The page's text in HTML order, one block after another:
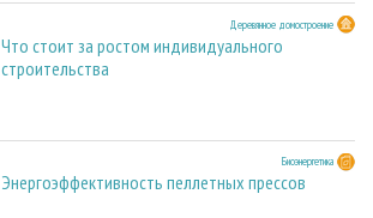
Деревянное домостроение
Что стоит за ростом индивидуального
строительства
Биоэнергетика
Энергоэффективность пеллетных прессов